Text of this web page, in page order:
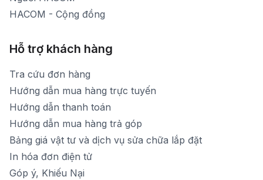
HACOM - Cộng đồng
Hỗ trợ khách hàng
Tra cứu đơn hàng
Hướng dẫn mua hàng trực tuyến
Hướng dẫn thanh toán
Hướng dẫn mua hàng trả góp
Bảng giá vật tư và dịch vụ sửa chữa lắp đặt
In hóa đơn điện tử
Góp ý, Khiếu Nại